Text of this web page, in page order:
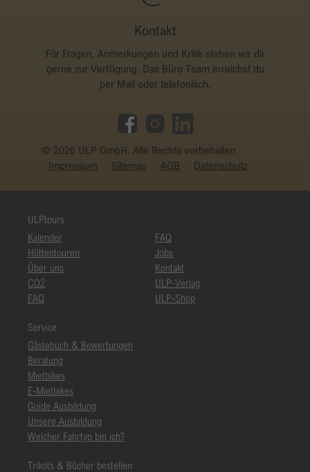
Kontakt
Für Fragen, Anmerkungen und Kritik stehen wir dir
gerne zur Verfügung. Das Büro Team erreichst du
per Mail oder telefonisch.
© 2026 ULP GmbH. Alle Rechte vorbehalten
Impressum
Sitemap AGB Datenschutz
ULPtours
Kalender
Hüttentouren
Über uns
CO2
FAQ
FAQ
Jobs
Kontakt
ULP-Verlag
ULP-Shop
Service
Gästebuch & Bewertungen
Beratung
Mietbikes
E-Mietbikes
Guide Ausbildung
Unsere Ausbildung
Welcher Fahrtyp bin ich?
Trikots & Bücher bestellen